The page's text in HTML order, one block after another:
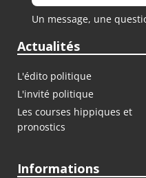
Un message, une
Actualités
L'édito politique
L'invité politique
Les courses hippiques et
pronostics
Informations